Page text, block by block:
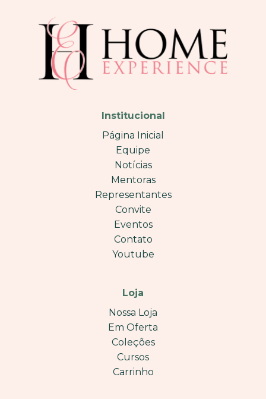
Institucional
Página Inicial
Equipe
Notícias
Mentoras
Representantes
Convite
Eventos
Contato
Youtube
Loja
Nossa Loja
Em Oferta
Coleções
Cursos
Carrinho